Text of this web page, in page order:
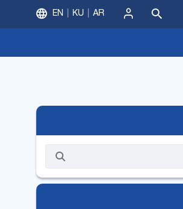
ورود
EN KU AR